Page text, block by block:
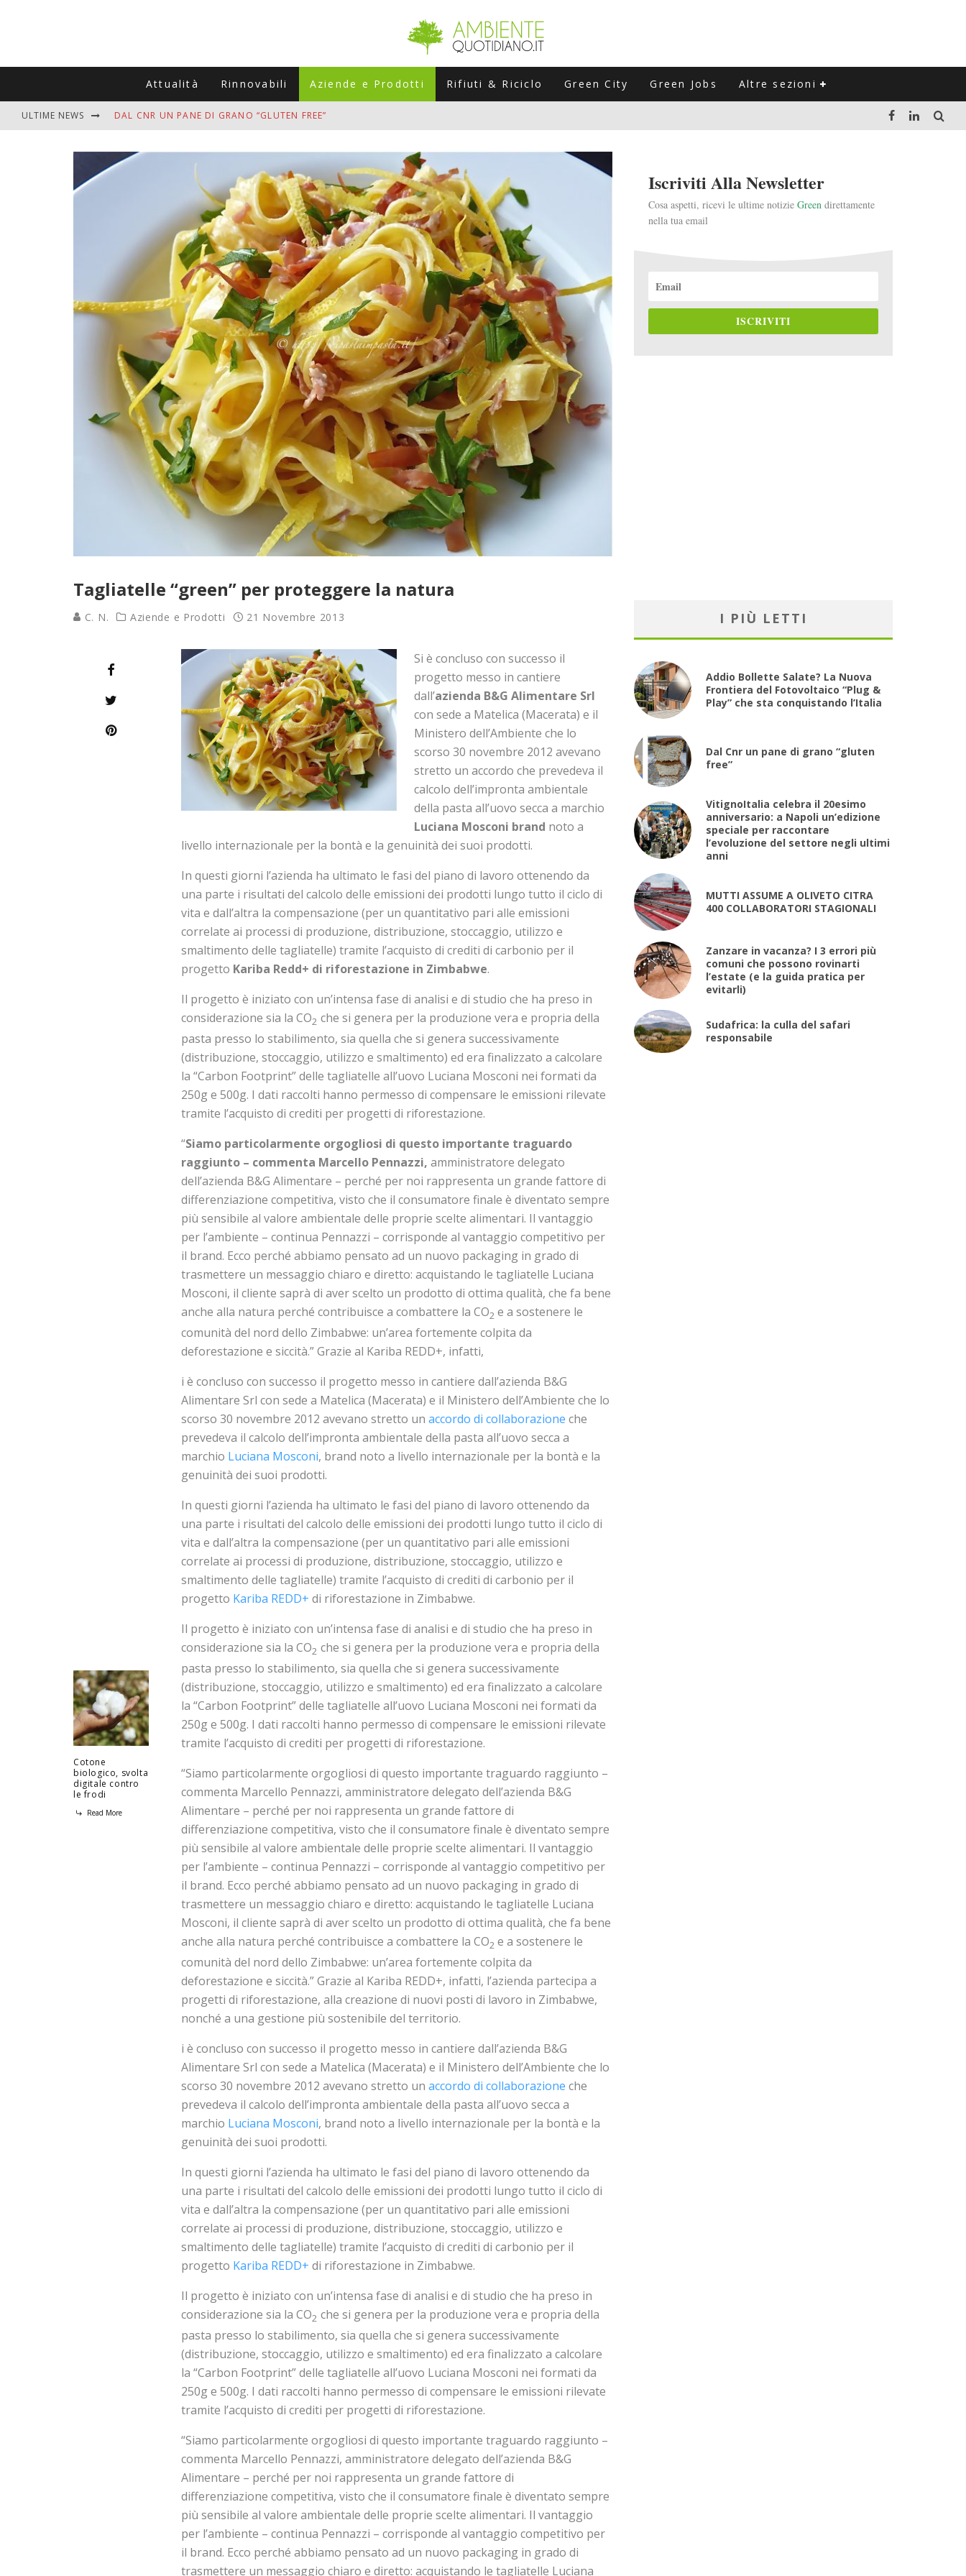
Attualità Rinnovabili Aziende e Prodotti Rifiuti & Riciclo Green City Green Jobs Altre sezioni
ULTIME NEWS DAL CNR UN PANE DI GRANO “GLUTEN FREE”
MUTTI ASSUME A OLIVETO CITRA 400 COLLABORATORI STAGIONALI
ZANZARE IN VACANZA? I 3 ERRORI PIÙ COMUNI CHE POSSONO ROVINARTI L’ESTATE (E LA GUIDA PRATICA PER EVITARLI)
ADDIO BOLLETTE SALATE? LA NUOVA FRONTIERA DEL FOTOVOLTAICO "PLUG & PLAY" CHE STA CONQUISTANDO L'ITALIA
Tagliatelle “green” per proteggere la natura
C. N. Aziende e Prodotti 21 Novembre 2013
Cotone
biologico, svolta
digitale contro
le frodi
Read More
Si è concluso con successo il
progetto messo in cantiere
dall’azienda B&G Alimentare Srl
con sede a Matelica (Macerata) e il
Ministero dell’Ambiente che lo
scorso 30 novembre 2012 avevano
stretto un accordo che prevedeva il
calcolo dell’impronta ambientale
della pasta all’uovo secca a marchio
Luciana Mosconi brand noto a
livello internazionale per la bontà e la genuinità dei suoi prodotti.
In questi giorni l’azienda ha ultimato le fasi del piano di lavoro ottenendo da
una parte i risultati del calcolo delle emissioni dei prodotti lungo tutto il ciclo di
vita e dall’altra la compensazione (per un quantitativo pari alle emissioni
correlate ai processi di produzione, distribuzione, stoccaggio, utilizzo e
smaltimento delle tagliatelle) tramite l’acquisto di crediti di carbonio per il
progetto Kariba Redd+ di riforestazione in Zimbabwe.
Il progetto è iniziato con un’intensa fase di analisi e di studio che ha preso in
considerazione sia la CO2 che si genera per la produzione vera e propria della
pasta presso lo stabilimento, sia quella che si genera successivamente
(distribuzione, stoccaggio, utilizzo e smaltimento) ed era finalizzato a calcolare
la “Carbon Footprint” delle tagliatelle all’uovo Luciana Mosconi nei formati da
250g e 500g. I dati raccolti hanno permesso di compensare le emissioni rilevate
tramite l’acquisto di crediti per progetti di riforestazione.
“Siamo particolarmente orgogliosi di questo importante traguardo
raggiunto – commenta Marcello Pennazzi, amministratore delegato
dell’azienda B&G Alimentare – perché per noi rappresenta un grande fattore di
differenziazione competitiva, visto che il consumatore finale è diventato sempre
più sensibile al valore ambientale delle proprie scelte alimentari. Il vantaggio
per l’ambiente – continua Pennazzi – corrisponde al vantaggio competitivo per
il brand. Ecco perché abbiamo pensato ad un nuovo packaging in grado di
trasmettere un messaggio chiaro e diretto: acquistando le tagliatelle Luciana
Mosconi, il cliente saprà di aver scelto un prodotto di ottima qualità, che fa bene
anche alla natura perché contribuisce a combattere la CO2 e a sostenere le
comunità del nord dello Zimbabwe: un’area fortemente colpita da
deforestazione e siccità.” Grazie al Kariba REDD+, infatti,
i è concluso con successo il progetto messo in cantiere dall’azienda B&G
Alimentare Srl con sede a Matelica (Macerata) e il Ministero dell’Ambiente che lo
scorso 30 novembre 2012 avevano stretto un accordo di collaborazione che
prevedeva il calcolo dell’impronta ambientale della pasta all’uovo secca a
marchio Luciana Mosconi, brand noto a livello internazionale per la bontà e la
genuinità dei suoi prodotti.
In questi giorni l’azienda ha ultimato le fasi del piano di lavoro ottenendo da
una parte i risultati del calcolo delle emissioni dei prodotti lungo tutto il ciclo di
vita e dall’altra la compensazione (per un quantitativo pari alle emissioni
correlate ai processi di produzione, distribuzione, stoccaggio, utilizzo e
smaltimento delle tagliatelle) tramite l’acquisto di crediti di carbonio per il
progetto Kariba REDD+ di riforestazione in Zimbabwe.
Il progetto è iniziato con un’intensa fase di analisi e di studio che ha preso in
considerazione sia la CO2 che si genera per la produzione vera e propria della
pasta presso lo stabilimento, sia quella che si genera successivamente
(distribuzione, stoccaggio, utilizzo e smaltimento) ed era finalizzato a calcolare
la “Carbon Footprint” delle tagliatelle all’uovo Luciana Mosconi nei formati da
250g e 500g. I dati raccolti hanno permesso di compensare le emissioni rilevate
tramite l’acquisto di crediti per progetti di riforestazione.
“Siamo particolarmente orgogliosi di questo importante traguardo raggiunto –
commenta Marcello Pennazzi, amministratore delegato dell’azienda B&G
Alimentare – perché per noi rappresenta un grande fattore di
differenziazione competitiva, visto che il consumatore finale è diventato sempre
più sensibile al valore ambientale delle proprie scelte alimentari. Il vantaggio
per l’ambiente – continua Pennazzi – corrisponde al vantaggio competitivo per
il brand. Ecco perché abbiamo pensato ad un nuovo packaging in grado di
trasmettere un messaggio chiaro e diretto: acquistando le tagliatelle Luciana
Mosconi, il cliente saprà di aver scelto un prodotto di ottima qualità, che fa bene
anche alla natura perché contribuisce a combattere la CO2 e a sostenere le
comunità del nord dello Zimbabwe: un’area fortemente colpita da
deforestazione e siccità.” Grazie al Kariba REDD+, infatti, l’azienda partecipa a
progetti di riforestazione, alla creazione di nuovi posti di lavoro in Zimbabwe,
nonché a una gestione più sostenibile del territorio.
i è concluso con successo il progetto messo in cantiere dall’azienda B&G
Alimentare Srl con sede a Matelica (Macerata) e il Ministero dell’Ambiente che lo
scorso 30 novembre 2012 avevano stretto un accordo di collaborazione che
prevedeva il calcolo dell’impronta ambientale della pasta all’uovo secca a
marchio Luciana Mosconi, brand noto a livello internazionale per la bontà e la
genuinità dei suoi prodotti.
In questi giorni l’azienda ha ultimato le fasi del piano di lavoro ottenendo da
una parte i risultati del calcolo delle emissioni dei prodotti lungo tutto il ciclo di
vita e dall’altra la compensazione (per un quantitativo pari alle emissioni
correlate ai processi di produzione, distribuzione, stoccaggio, utilizzo e
smaltimento delle tagliatelle) tramite l’acquisto di crediti di carbonio per il
progetto Kariba REDD+ di riforestazione in Zimbabwe.
Il progetto è iniziato con un’intensa fase di analisi e di studio che ha preso in
considerazione sia la CO2 che si genera per la produzione vera e propria della
pasta presso lo stabilimento, sia quella che si genera successivamente
(distribuzione, stoccaggio, utilizzo e smaltimento) ed era finalizzato a calcolare
la “Carbon Footprint” delle tagliatelle all’uovo Luciana Mosconi nei formati da
250g e 500g. I dati raccolti hanno permesso di compensare le emissioni rilevate
tramite l’acquisto di crediti per progetti di riforestazione.
“Siamo particolarmente orgogliosi di questo importante traguardo raggiunto –
commenta Marcello Pennazzi, amministratore delegato dell’azienda B&G
Alimentare – perché per noi rappresenta un grande fattore di
differenziazione competitiva, visto che il consumatore finale è diventato sempre
più sensibile al valore ambientale delle proprie scelte alimentari. Il vantaggio
per l’ambiente – continua Pennazzi – corrisponde al vantaggio competitivo per
il brand. Ecco perché abbiamo pensato ad un nuovo packaging in grado di
trasmettere un messaggio chiaro e diretto: acquistando le tagliatelle Luciana
Iscriviti Alla Newsletter
Cosa aspetti, ricevi le ultime notizie Green direttamente
nella tua email
ISCRIVITI
I PIÙ LETTI
Addio Bollette Salate? La Nuova
Frontiera del Fotovoltaico “Plug &
Play” che sta conquistando l’Italia
Dal Cnr un pane di grano “gluten
free”
VitignoItalia celebra il 20esimo
anniversario: a Napoli un’edizione
speciale per raccontare
l’evoluzione del settore negli ultimi
anni
MUTTI ASSUME A OLIVETO CITRA
400 COLLABORATORI STAGIONALI
Zanzare in vacanza? I 3 errori più
comuni che possono rovinarti
l’estate (e la guida pratica per
evitarli)
Sudafrica: la culla del safari
responsabile